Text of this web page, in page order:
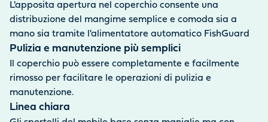
L'apposita apertura nel coperchio consente una
distribuzione del mangime semplice e comoda sia a
mano sia tramite l'alimentatore automatico FishGuard
Pulizia e manutenzione più semplici
Il coperchio può essere completamente e facilmente
rimosso per facilitare le operazioni di pulizia e
manutenzione.
Linea chiara